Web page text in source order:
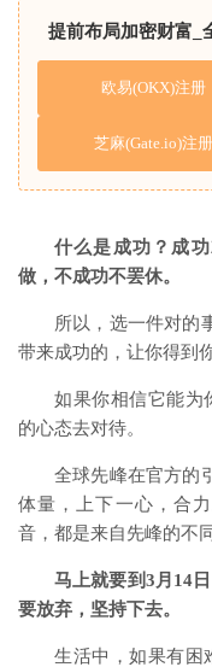
提前布局加密财富_
欧易(OKX)注册
芝麻(Gate.io)注册
什么是成功？成
做，不成功不罢休。
所以，选一件对的
带来成功的，让你得到
如果你相信它能为
的心态去对待。
全球先峰在官方的
体量，上下一心，合
音，都是来自先峰的不
马上就要到3月14
要放弃，坚持下去。
生活中，如果有困